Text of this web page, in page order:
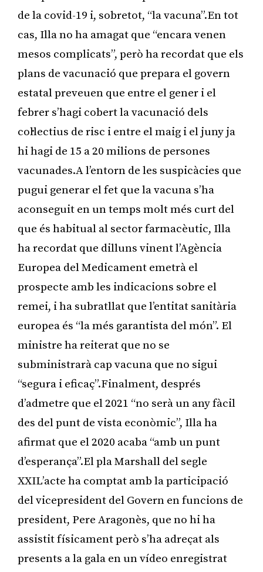
de la covid-19 i, sobretot, “la vacuna”.En tot
cas, Illa no ha amagat que “encara venen
mesos complicats”, però ha recordat que els
plans de vacunació que prepara el govern
estatal preveuen que entre el gener i el
febrer s’hagi cobert la vacunació dels
col·lectius de risc i entre el maig i el juny ja
hi hagi de 15 a 20 milions de persones
vacunades.A l’entorn de les suspicàcies que
pugui generar el fet que la vacuna s’ha
aconseguit en un temps molt més curt del
que és habitual al sector farmacèutic, Illa
ha recordat que dilluns vinent l’Agència
Europea del Medicament emetrà el
prospecte amb les indicacions sobre el
remei, i ha subratllat que l’entitat sanitària
europea és “la més garantista del món”. El
ministre ha reiterat que no se
subministrarà cap vacuna que no sigui
“segura i eficaç”.Finalment, després
d’admetre que el 2021 “no serà un any fàcil
des del punt de vista econòmic”, Illa ha
afirmat que el 2020 acaba “amb un punt
d’esperança”.El pla Marshall del segle
XXIL’acte ha comptat amb la participació
del vicepresident del Govern en funcions de
president, Pere Aragonès, que no hi ha
assistit físicament però s’ha adreçat als
presents a la gala en un vídeo enregistrat